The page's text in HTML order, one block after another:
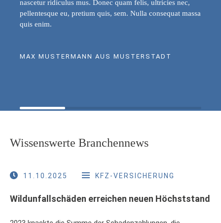
nascetur ridiculus mus. Donec quam felis, ultricies nec,
pellentesque eu, pretium quis, sem. Nulla consequat massa
quis enim.
MAX MUSTERMANN AUS MUSTERSTADT
Wissenswerte Branchennews
11.10.2025 KFZ-VERSICHERUNG
Wildunfallschäden erreichen neuen Höchststand